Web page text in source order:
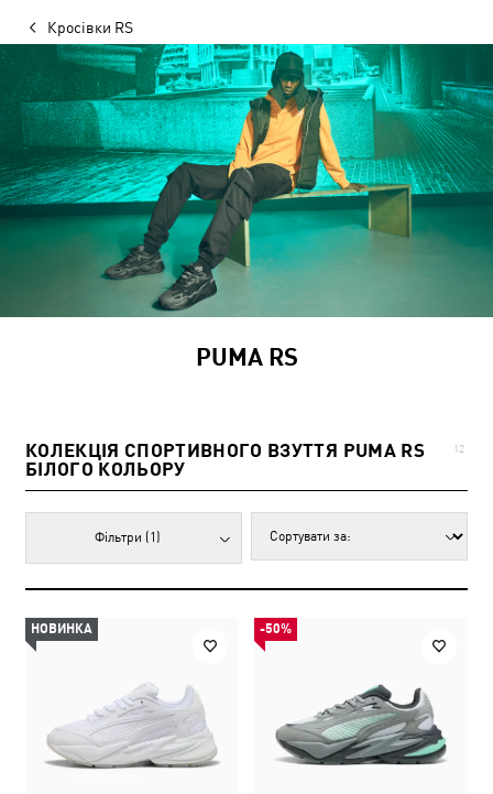
Кросівки RS
PUMA RS
КОЛЕКЦІЯ СПОРТИВНОГО ВЗУТТЯ PUMA RS
БІЛОГО КОЛЬОРУ
12
Фільтри (1)
НОВИНКА -50%